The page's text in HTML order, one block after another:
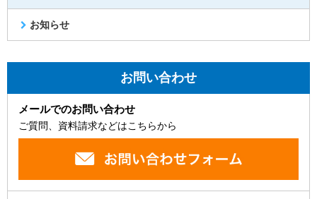
お知らせ
お問い合わせ
メールでのお問い合わせ
ご質問、資料請求などはこちらから